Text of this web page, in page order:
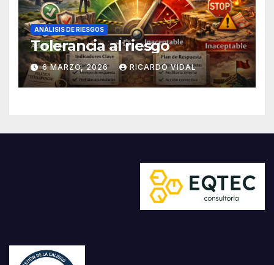
ANÁLISIS DE RIESGOS
Tolerancia al riesgo
6 MARZO, 2026 RICARDO VIDAL